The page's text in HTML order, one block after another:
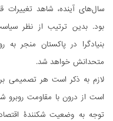
سال‌های آینده، شاهد
بود. بدین ترتیب از نظر
بنیادگرا در پاکستان منجر به
متحدانش خواهد شد.
لازم به ذکر است هر تصمیمی
است از درون با مقاومت روبرو
توجه به وضعیت شکنندۀ